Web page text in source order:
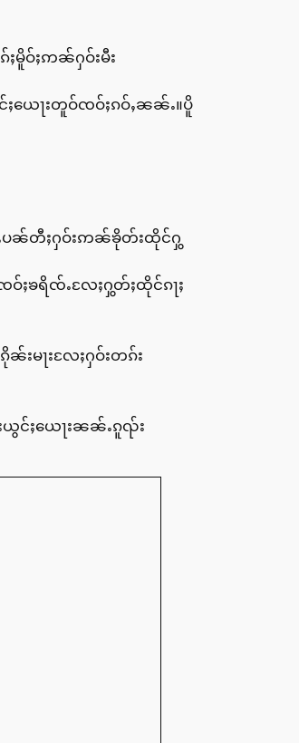
မိူဝ်ႈဢၼ်ႁဝ်းမီး
ယေႃးတူဝ်ၸဝ်ႈၵဝ်ႇၼၼ်ႉ။ပိူ
ႇပၼ်တီႈႁဝ်းဢၼ်ၶိုတ်းထိုင်ႁွ
ဝ်ႈၶရိၸ်ႉလႄႈႁွတ်ႈထိုင်ၵႃႈ
ၼ်းမႃးလႄႈႁဝ်းတၵ်း
ယွင်ႈယေႃးၼၼ်ႉၵူၺ်း